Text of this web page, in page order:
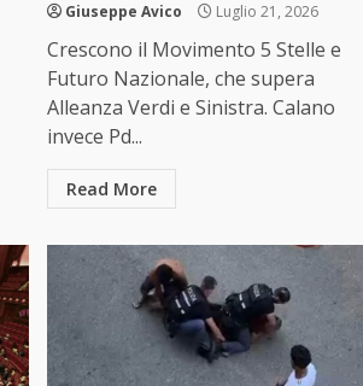
Giuseppe Avico Luglio 21, 2026
Crescono il Movimento 5 Stelle e
Futuro Nazionale, che supera
Alleanza Verdi e Sinistra. Calano
invece Pd...
Read More